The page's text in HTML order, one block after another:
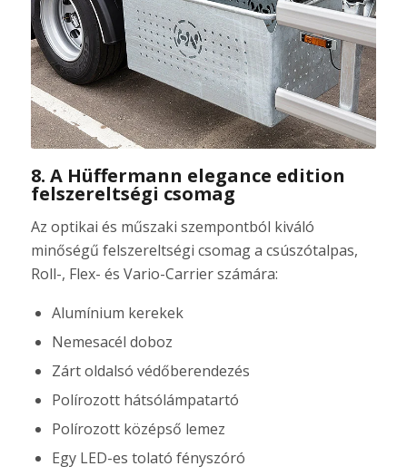
8. A Hüffermann elegance edition
felszereltségi csomag
Az optikai és műszaki szempontból kiváló
minőségű felszereltségi csomag a csúszótalpas,
Roll-, Flex- és Vario-Carrier számára:
Alumínium kerekek
Nemesacél doboz
Zárt oldalsó védőberendezés
Polírozott hátsólámpatartó
Polírozott középső lemez
Egy LED-es tolató fényszóró